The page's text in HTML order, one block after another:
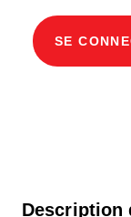
SE
Description